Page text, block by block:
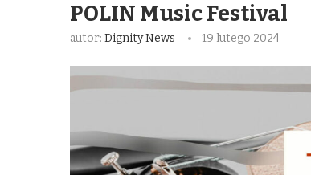
POLIN Music Festival
autor: Dignity News 19 lutego 2024